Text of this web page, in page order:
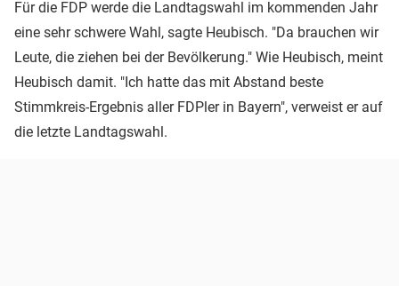
Für die FDP werde die Landtagswahl im kommenden Jahr
eine sehr schwere Wahl, sagte Heubisch. "Da brauchen wir
Leute, die ziehen bei der Bevölkerung." Wie Heubisch, meint
Heubisch damit. "Ich hatte das mit Abstand beste
Stimmkreis-Ergebnis aller FDPler in Bayern", verweist er auf
die letzte Landtagswahl.